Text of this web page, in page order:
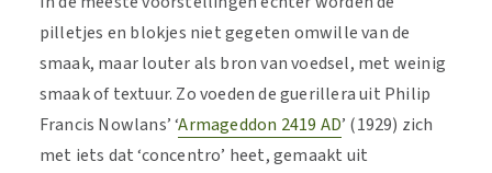
pilletjes en blokjes niet gegeten omwille van de
smaak, maar louter als bron van voedsel, met weinig
smaak of textuur. Zo voeden de guerillera uit Philip
Francis Nowlans’ ‘Armageddon 2419 AD’ (1929) zich
met iets dat ‘concentro’ heet, gemaakt uit